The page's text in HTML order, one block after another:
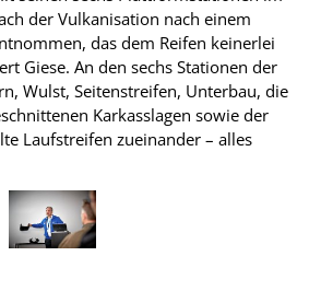
der Vulkanisation nach einem
das dem Reifen keinerlei
Giese. An den sechs Stationen der
Wulst, Seitenstreifen, Unterbau, die
Karkasslagen sowie der
Laufstreifen zueinander – alles